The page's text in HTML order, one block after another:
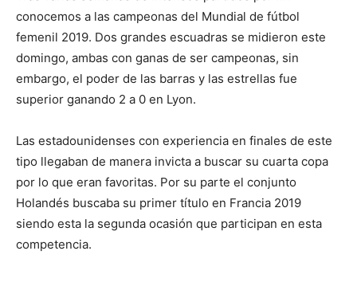
conocemos a las campeonas del Mundial de fútbol
femenil 2019. Dos grandes escuadras se midieron este
domingo, ambas con ganas de ser campeonas, sin
embargo, el poder de las barras y las estrellas fue
superior ganando 2 a 0 en Lyon.
Las estadounidenses con experiencia en finales de este
tipo llegaban de manera invicta a buscar su cuarta copa
por lo que eran favoritas. Por su parte el conjunto
Holandés buscaba su primer título en Francia 2019
siendo esta la segunda ocasión que participan en esta
competencia.